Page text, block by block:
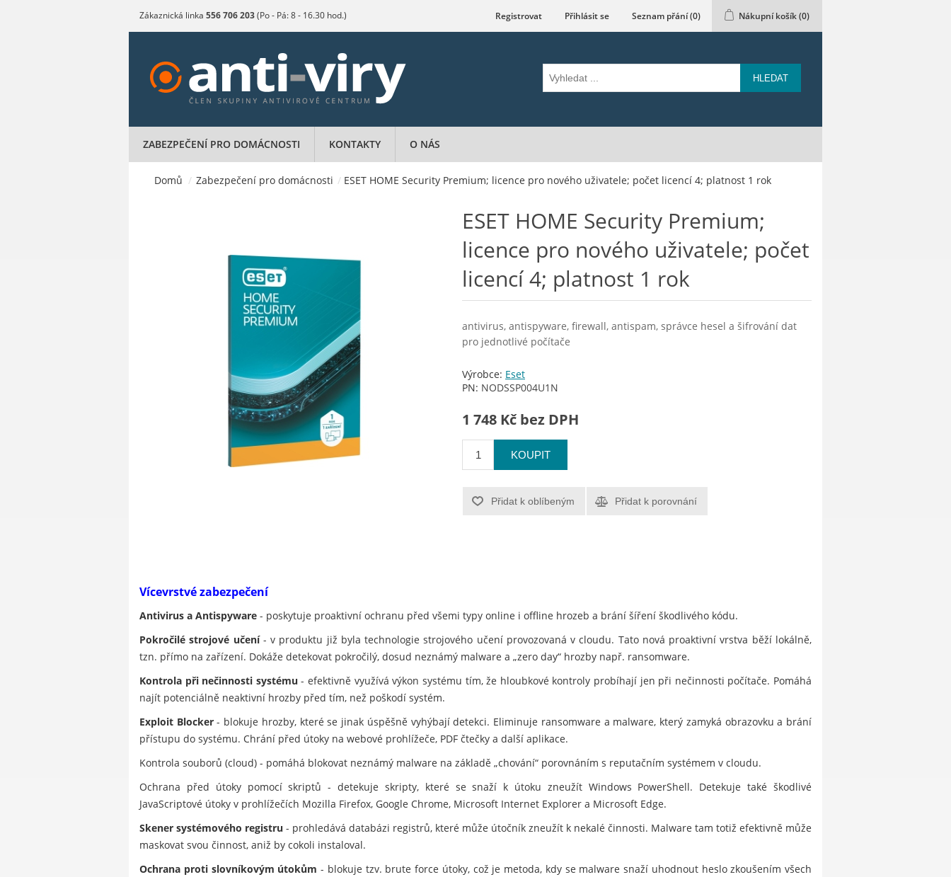
Zákaznická linka 556 706 203(Po - Pá: 8 - 16.30 hod.) Registrovat Přihlásit se Seznam přání(0) Nákupní košík(0)
HLEDAT
ZABEZPEČENÍ PRO DOMÁCNOSTI KONTAKTY O NÁS
Domů / Zabezpečení pro domácnosti / ESET HOME Security Premium; licence pro nového uživatele; počet licencí 4; platnost 1 rok
ESET HOME Security Premium;
licence pro nového uživatele; počet
licencí 4; platnost 1 rok
antivirus, antispyware, firewall, antispam, správce hesel a šifrování dat
pro jednotlivé počítače
Výrobce: Eset
PN: NODSSP004U1N
1 748 Kč bez DPH
KOUPIT
Přidat k oblíbeným Přidat k porovnání
Vícevrstvé zabezpečení
Antivirus a Antispyware - poskytuje proaktivní ochranu před všemi typy online i offline hrozeb a brání šíření škodlivého kódu.
Pokročilé strojové učení- v produktu již byla technologie strojového učení provozovaná v cloudu. Tato nová proaktivní vrstva běží lokálně,
tzn. přímo na zařízení. Dokáže detekovat pokročilý, dosud neznámý malware a „zero day“ hrozby např. ransomware.
Kontrola při nečinnosti systému - efektivně využívá výkon systému tím, že hloubkové kontroly probíhají jen při nečinnosti počítače. Pomáhá
najít potenciálně neaktivní hrozby před tím, než poškodí systém.
Exploit Blocker- blokuje hrozby, které se jinak úspěšně vyhýbají detekci. Eliminuje ransomware a malware, který zamyká obrazovku a brání
přístupu do systému. Chrání před útoky na webové prohlížeče, PDF čtečky a další aplikace.
Kontrola souborů (cloud) - pomáhá blokovat neznámý malware na základě „chování“ porovnáním s reputačním systémem v cloudu.
Ochrana před útoky pomocí skriptů - detekuje skripty, které se snaží k útoku zneužít Windows PowerShell. Detekuje také škodlivé
JavaScriptové útoky v prohlížečích Mozilla Firefox, Google Chrome, Microsoft Internet Explorer a Microsoft Edge.
Skener systémového registru - prohledává databázi registrů, které může útočník zneužít k nekalé činnosti. Malware tam totiž efektivně může
maskovat svou činnost, aniž by cokoli instaloval.
Ochrana proti slovníkovým útokům - blokuje tzv. brute force útoky, což je metoda, kdy se malware snaží uhodnout heslo zkoušením všech